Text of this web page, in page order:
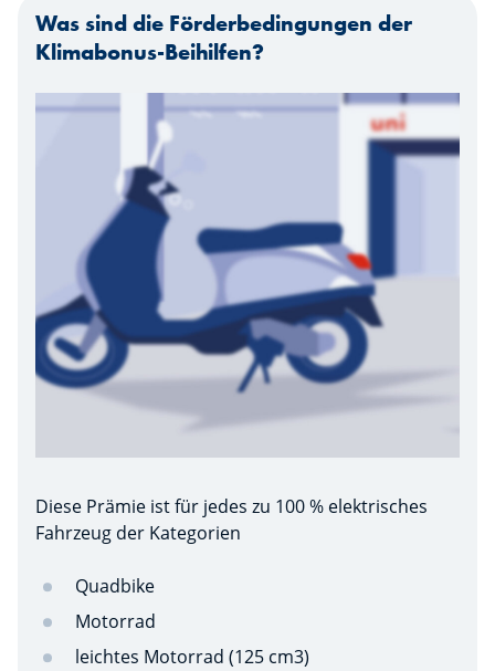
Was sind die Förderbedingungen der
Klimabonus-Beihilfen?
Diese Prämie ist für jedes zu 100 % elektrisches
Fahrzeug der Kategorien
Quadbike
Motorrad
leichtes Motorrad (125 cm3)